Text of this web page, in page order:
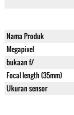
Nama Produk
Megapixel
bukaan f/
Focal length (35mm)
Ukuran sensor